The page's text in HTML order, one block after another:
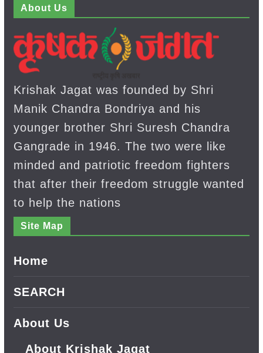
About Us
Krishak Jagat was founded by Shri
Manik Chandra Bondriya and his
younger brother Shri Suresh Chandra
Gangrade in 1946. The two were like
minded and patriotic freedom fighters
that after their freedom struggle wanted
to help the nations
Site Map
Home
SEARCH
About Us
About Krishak Jagat